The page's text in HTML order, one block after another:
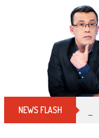
NEWS FLASH